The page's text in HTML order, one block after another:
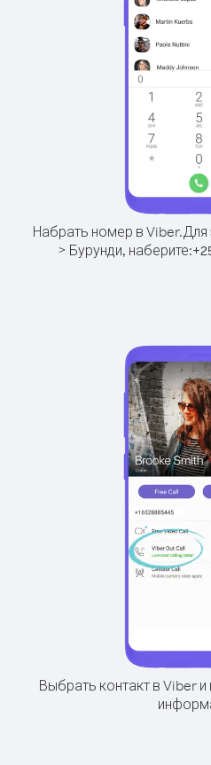
Набрать номер в Viber.Для
> Бурунди, наберите:+
Выбрать контакт в Viber